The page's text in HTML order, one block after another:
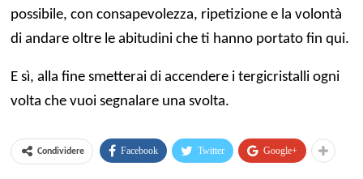
possibile, con consapevolezza, ripetizione e la volontà
di andare oltre le abitudini che ti hanno portato fin qui.
E sì, alla fine smetterai di accendere i tergicristalli ogni
volta che vuoi segnalare una svolta.
Condividere Facebook Twitter Google+